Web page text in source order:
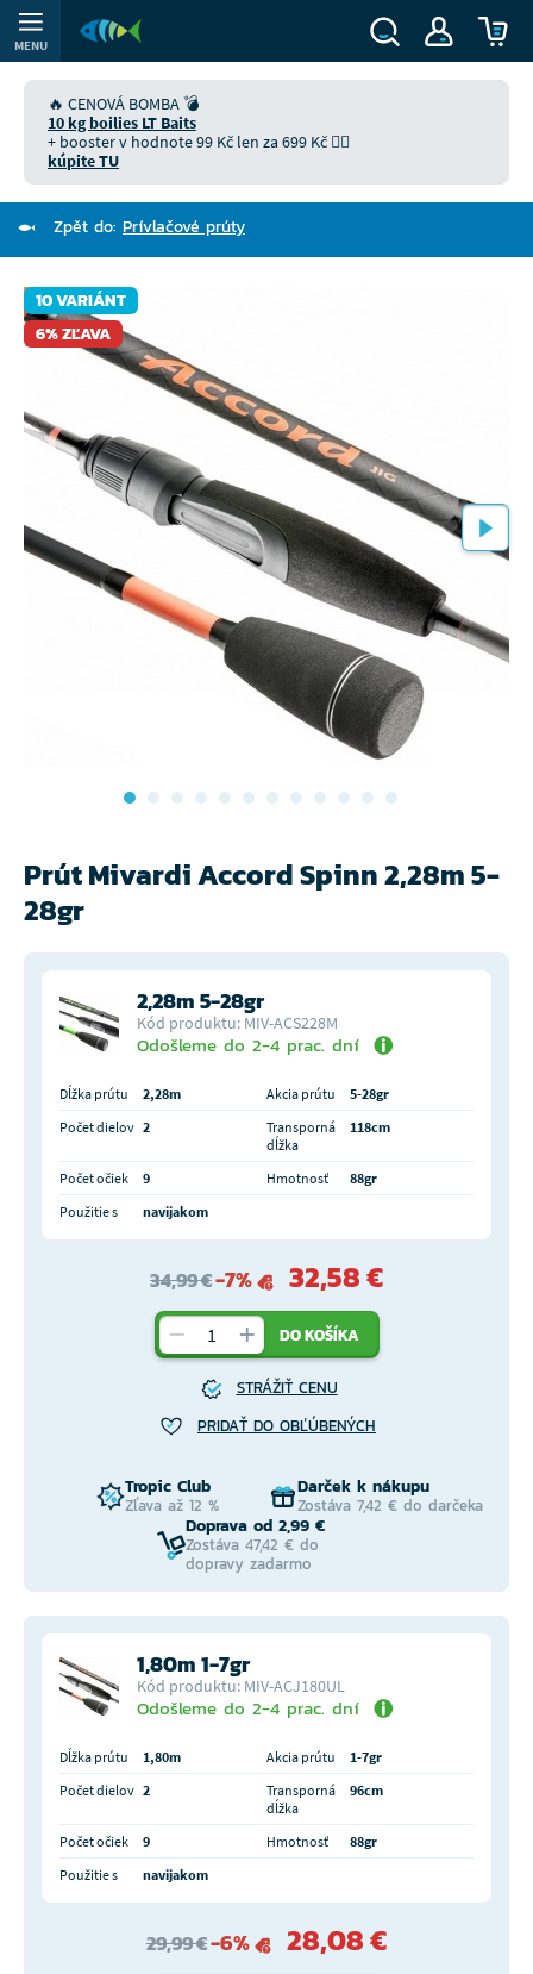
MENU
🔥 CENOVÁ BOMBA 💣
10 kg boilies LT Baits
+ booster v hodnote 99 Kč len za 699 Kč 👉🏻
kúpite TU
Zpět do: Prívlačové prúty
10 VARIÁNT
6% ZĽAVA
Prút Mivardi Accord Spinn 2,28m 5-
28gr
2,28m 5-28gr
Kód produktu: MIV-ACS228M
Odošleme do 2-4 prac. dní
Dĺžka prútu 2,28m Akcia prútu
5-28gr
Počet dielov 2
Transporná
dĺžka
118cm
Počet očiek 9 Hmotnosť
88gr
Použitie s
navijakom
34,99 €-7% 32,58 €
DO KOŠÍKA
STRÁŽIŤ CENU
PRIDAŤ DO OBĽÚBENÝCH
Tropic Club
Zľava až 12 %
Darček k nákupu
Zostáva 7,42 € do darčeka
Doprava od 2,99 €
Zostáva 47,42 € do
dopravy zadarmo
1,80m 1-7gr
Kód produktu: MIV-ACJ180UL
Odošleme do 2-4 prac. dní
Dĺžka prútu 1,80m Akcia prútu
1-7gr
Počet dielov 2
Transporná
dĺžka
96cm
Počet očiek 9 Hmotnosť
88gr
Použitie s
navijakom
29,99 €-6% 28,08 €